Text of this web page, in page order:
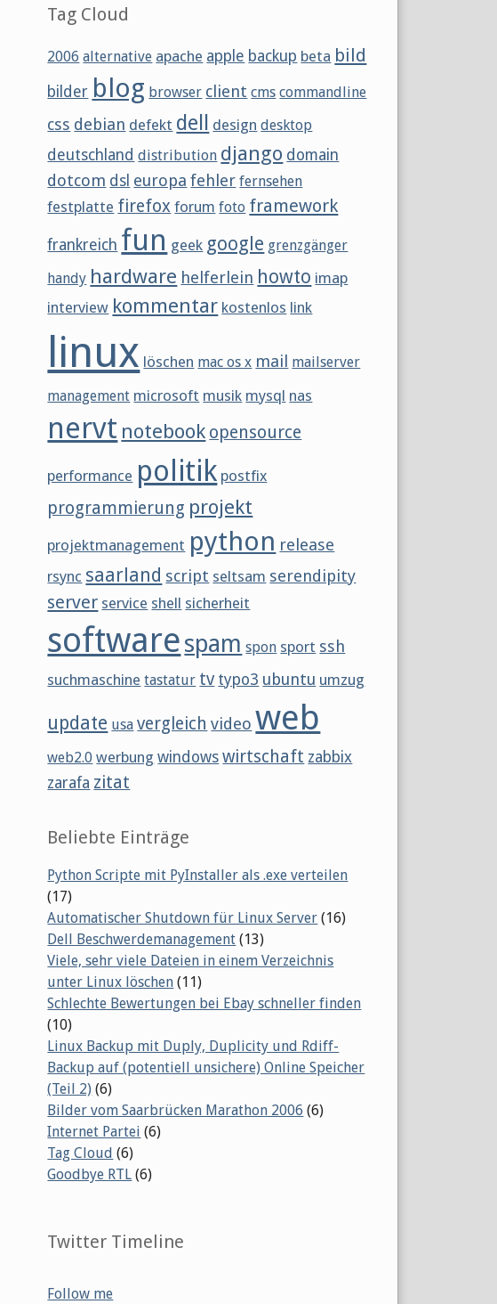
Tag Cloud
2006 alternative apache apple backup beta bild
bilder blog browser client cms commandline
css debian defekt dell design desktop
deutschland distribution django domain
dotcom dsl europa fehler fernsehen
festplatte firefox forum foto framework
frankreich fun geek google grenzgänger
handy hardware helferlein howto imap
interview kommentar kostenlos link
linux löschen mac os x mail mailserver
management microsoft musik mysql nas
nervt notebook opensource
performance politik postfix
programmierung projekt
projektmanagement python release
rsync saarland script seltsam serendipity
server service shell sicherheit
softwarespam spon sport ssh
suchmaschine tastatur tv typo3 ubuntu umzug
update usa vergleich video web
web2.0 werbung windows wirtschaft zabbix
zarafa zitat
Beliebte Einträge
Python Scripte mit PyInstaller als .exe verteilen
(17)
Automatischer Shutdown für Linux Server (16)
Dell Beschwerdemanagement (13)
Viele, sehr viele Dateien in einem Verzeichnis
unter Linux löschen (11)
Schlechte Bewertungen bei Ebay schneller finden
(10)
Linux Backup mit Duply, Duplicity und Rdiff-
Backup auf (potentiell unsichere) Online Speicher
(Teil 2) (6)
Bilder vom Saarbrücken Marathon 2006 (6)
Internet Partei (6)
Tag Cloud (6)
Goodbye RTL (6)
Twitter Timeline
Follow me